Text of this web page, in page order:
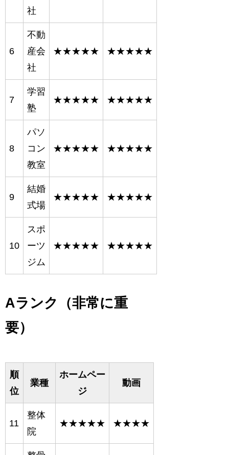
社
6
不動
産会
社
★★★★★ ★★★★★
7
学習
塾
★★★★★ ★★★★★
8
パソ
コン
教室
★★★★★ ★★★★★
9
結婚
式場
★★★★★ ★★★★★
10
スポ
ーツ
ジム
★★★★★ ★★★★★
Aランク（非常に重
要）
順
位
業種
ホームペー
ジ
動画
11
整体
院
★★★★★ ★★★★